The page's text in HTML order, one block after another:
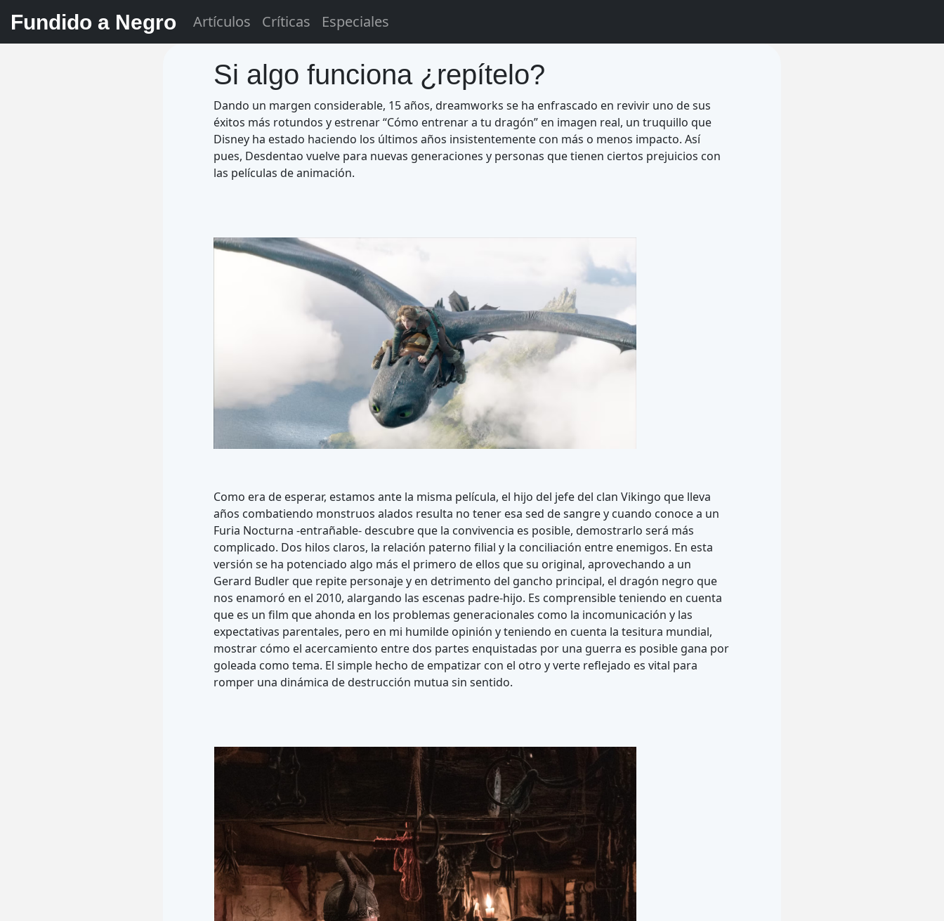
Fundido a Negro Artículos Críticas Especiales
Si algo funciona ¿repítelo?
Dando un margen considerable, 15 años, dreamworks se ha enfrascado en revivir uno de sus
éxitos más rotundos y estrenar “Cómo entrenar a tu dragón” en imagen real, un truquillo que
Disney ha estado haciendo los últimos años insistentemente con más o menos impacto. Así
pues, Desdentao vuelve para nuevas generaciones y personas que tienen ciertos prejuicios con
las películas de animación.
Como era de esperar, estamos ante la misma película, el hijo del jefe del clan Vikingo que lleva
años combatiendo monstruos alados resulta no tener esa sed de sangre y cuando conoce a un
Furia Nocturna -entrañable- descubre que la convivencia es posible, demostrarlo será más
complicado. Dos hilos claros, la relación paterno filial y la conciliación entre enemigos. En esta
versión se ha potenciado algo más el primero de ellos que su original, aprovechando a un
Gerard Budler que repite personaje y en detrimento del gancho principal, el dragón negro que
nos enamoró en el 2010, alargando las escenas padre-hijo. Es comprensible teniendo en cuenta
que es un film que ahonda en los problemas generacionales como la incomunicación y las
expectativas parentales, pero en mi humilde opinión y teniendo en cuenta la tesitura mundial,
mostrar cómo el acercamiento entre dos partes enquistadas por una guerra es posible gana por
goleada como tema. El simple hecho de empatizar con el otro y verte reflejado es vital para
romper una dinámica de destrucción mutua sin sentido.